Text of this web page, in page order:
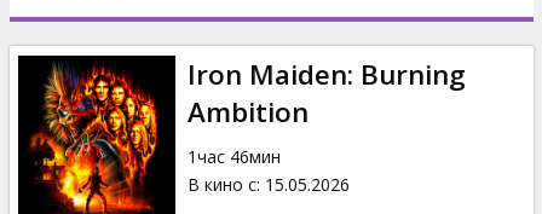
Новости
Подарки
Кинозакуски
Iron Maiden: Burning
Ambition
1час 46мин
В кино с: 15.05.2026